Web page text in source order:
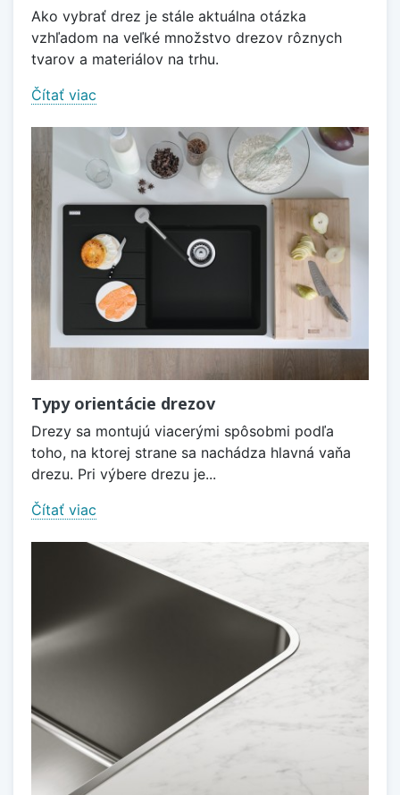
Ako vybrať drez je stále aktuálna otázka
vzhľadom na veľké množstvo drezov rôznych
tvarov a materiálov na trhu.
Čítať viac
Typy orientácie drezov
Drezy sa montujú viacerými spôsobmi podľa
toho, na ktorej strane sa nachádza hlavná vaňa
drezu. Pri výbere drezu je...
Čítať viac